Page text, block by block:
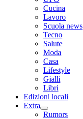
Cucina
Lavoro
Scuola news
Tecno
Salute
Moda
Casa
Lifestyle
Gialli
Libri
Edizioni locali
Extra
Rumors